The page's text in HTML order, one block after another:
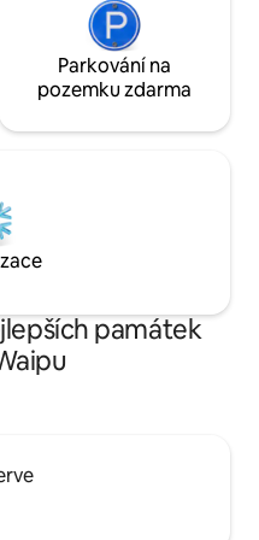
Parkování na
pozemku zdarma
památek